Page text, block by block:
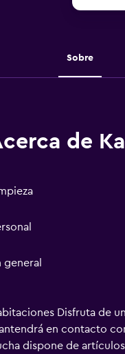
Sobre
de
general
Disfruta de
en contacto
dispone de